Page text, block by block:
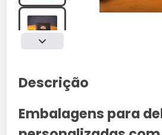
Descrição
Embalagens para